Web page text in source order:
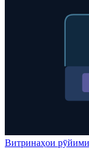
Витринаҳои